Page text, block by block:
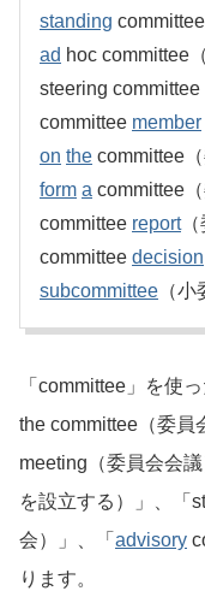
standing
ad hoc committee
steering committee
committee member
on the committee
form a committee
committee report（
committee decision
subcommittee （小
「committee」を使
the committee（委員
meeting（委員会会
を設立する）」、「
会）」、「 advisory
ります。